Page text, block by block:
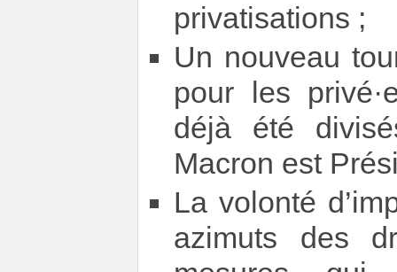
privatisations ;
Un nouveau
pour les
déjà été
Macron est
La volonté
azimuts des